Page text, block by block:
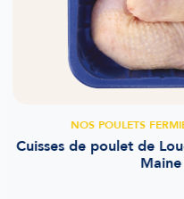
NOS POULETS
Cuisses de poulet de
Maine